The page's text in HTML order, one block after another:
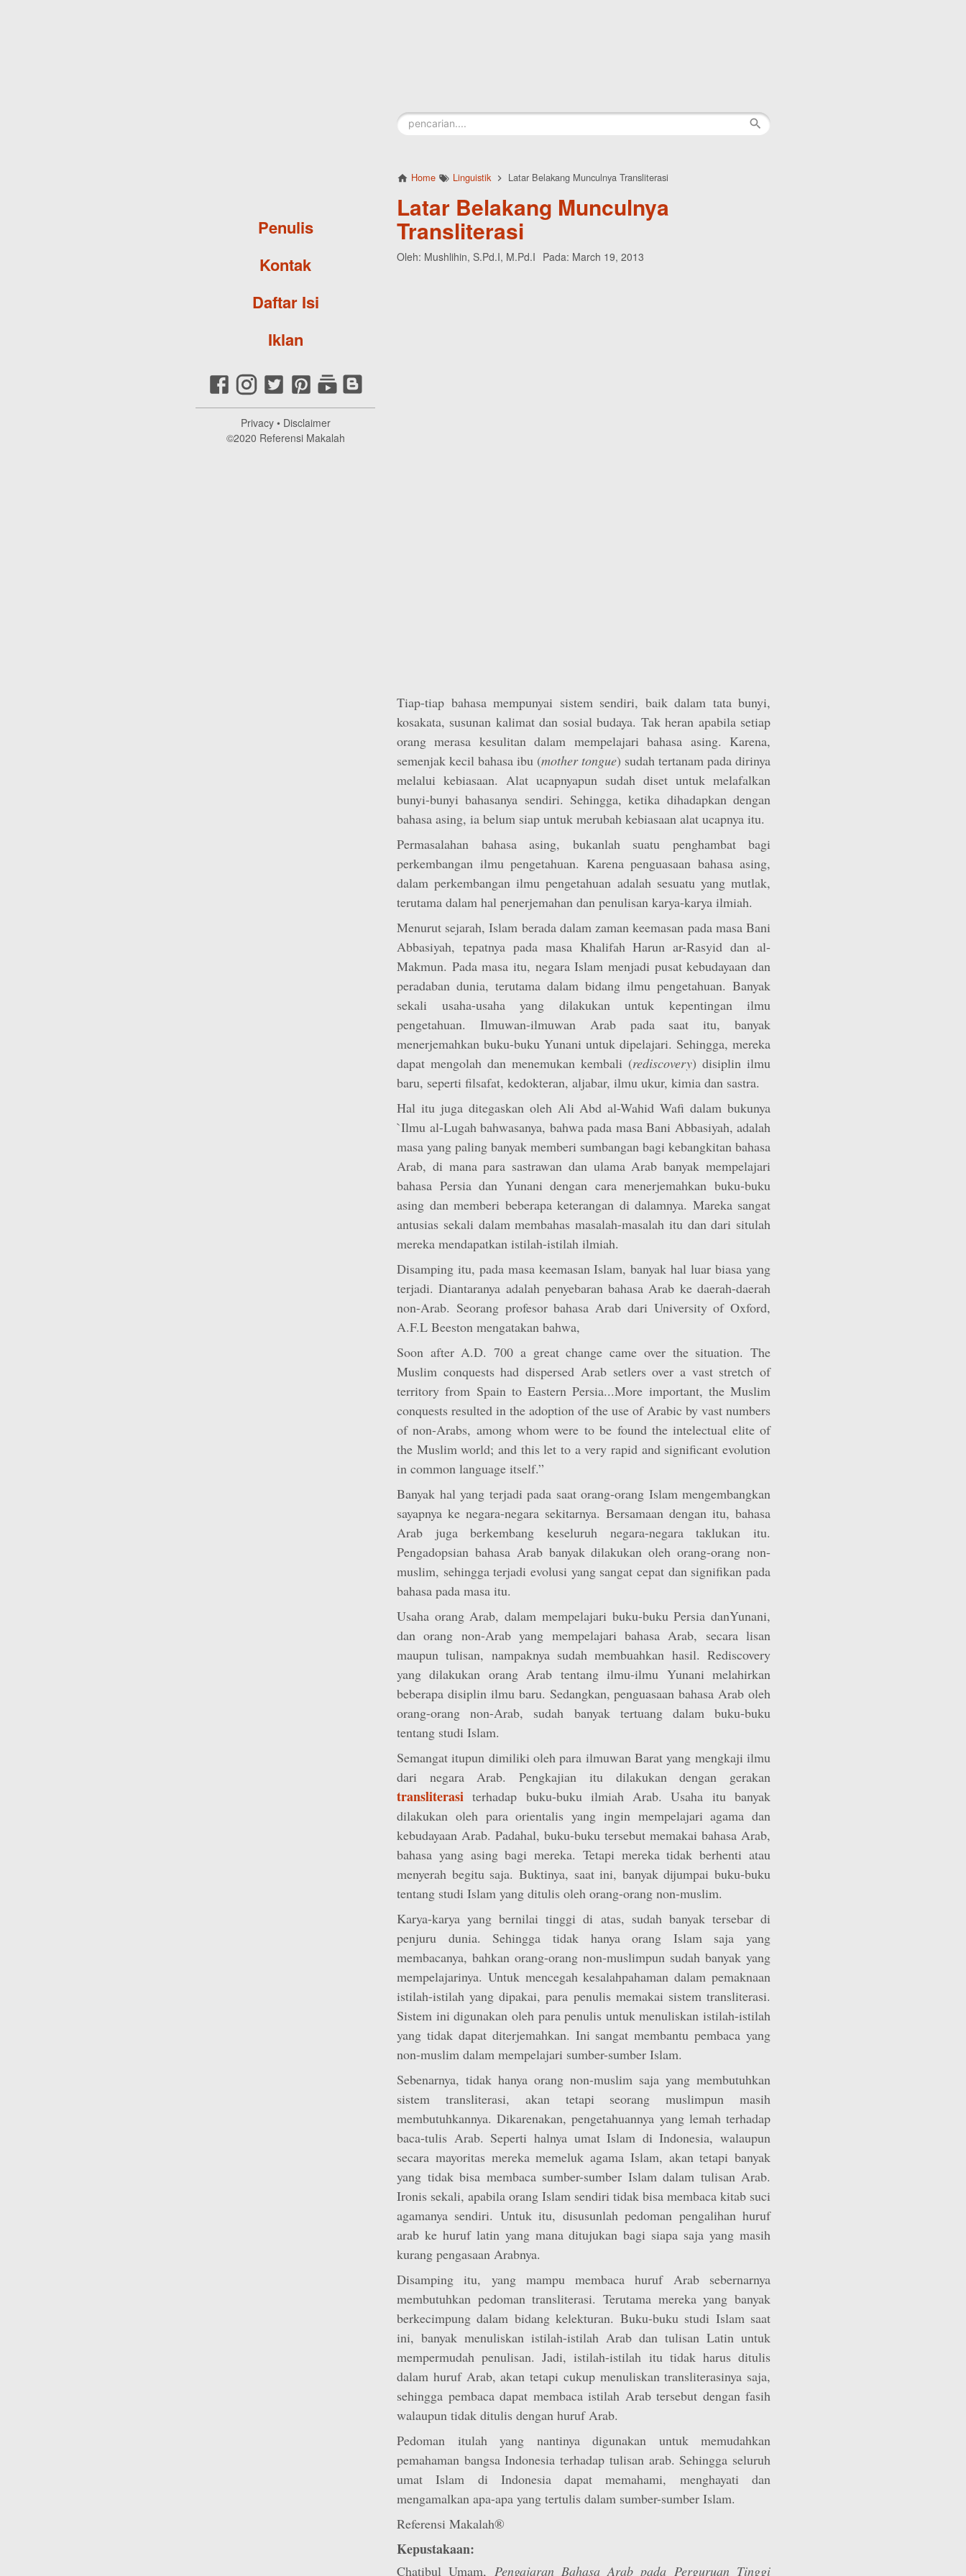
Penulis
Kontak
Daftar Isi
Iklan
Privacy• Disclaimer
©2020 Referensi Makalah
Home Linguistik Latar Belakang Munculnya Transliterasi
Latar Belakang Munculnya
Transliterasi
Oleh: Mushlihin, S.Pd.I, M.Pd.I Pada: March 19, 2013
Tiap-tiap bahasa mempunyai sistem sendiri, baik dalam tata bunyi,
kosakata, susunan kalimat dan sosial budaya. Tak heran apabila setiap
orang merasa kesulitan dalam mempelajari bahasa asing. Karena,
semenjak kecil bahasa ibu (mother tongue) sudah tertanam pada dirinya
melalui kebiasaan. Alat ucapnyapun sudah diset untuk melafalkan
bunyi-bunyi bahasanya sendiri. Sehingga, ketika dihadapkan dengan
bahasa asing, ia belum siap untuk merubah kebiasaan alat ucapnya itu.
Permasalahan bahasa asing, bukanlah suatu penghambat bagi
perkembangan ilmu pengetahuan. Karena penguasaan bahasa asing,
dalam perkembangan ilmu pengetahuan adalah sesuatu yang mutlak,
terutama dalam hal penerjemahan dan penulisan karya-karya ilmiah.
Menurut sejarah, Islam berada dalam zaman keemasan pada masa Bani
Abbasiyah, tepatnya pada masa Khalifah Harun ar-Rasyid dan al-
Makmun. Pada masa itu, negara Islam menjadi pusat kebudayaan dan
peradaban dunia, terutama dalam bidang ilmu pengetahuan. Banyak
sekali usaha-usaha yang dilakukan untuk kepentingan ilmu
pengetahuan. Ilmuwan-ilmuwan Arab pada saat itu, banyak
menerjemahkan buku-buku Yunani untuk dipelajari. Sehingga, mereka
dapat mengolah dan menemukan kembali (rediscovery) disiplin ilmu
baru, seperti filsafat, kedokteran, aljabar, ilmu ukur, kimia dan sastra.
Hal itu juga ditegaskan oleh Ali Abd al-Wahid Wafi dalam bukunya
`Ilmu al-Lugah bahwasanya, bahwa pada masa Bani Abbasiyah, adalah
masa yang paling banyak memberi sumbangan bagi kebangkitan bahasa
Arab, di mana para sastrawan dan ulama Arab banyak mempelajari
bahasa Persia dan Yunani dengan cara menerjemahkan buku-buku
asing dan memberi beberapa keterangan di dalamnya. Mareka sangat
antusias sekali dalam membahas masalah-masalah itu dan dari situlah
mereka mendapatkan istilah-istilah ilmiah.
Disamping itu, pada masa keemasan Islam, banyak hal luar biasa yang
terjadi. Diantaranya adalah penyebaran bahasa Arab ke daerah-daerah
non-Arab. Seorang profesor bahasa Arab dari University of Oxford,
A.F.L Beeston mengatakan bahwa,
Soon after A.D. 700 a great change came over the situation. The
Muslim conquests had dispersed Arab setlers over a vast stretch of
territory from Spain to Eastern Persia...More important, the Muslim
conquests resulted in the adoption of the use of Arabic by vast numbers
of non-Arabs, among whom were to be found the intelectual elite of
the Muslim world; and this let to a very rapid and significant evolution
in common language itself.”
Banyak hal yang terjadi pada saat orang-orang Islam mengembangkan
sayapnya ke negara-negara sekitarnya. Bersamaan dengan itu, bahasa
Arab juga berkembang keseluruh negara-negara taklukan itu.
Pengadopsian bahasa Arab banyak dilakukan oleh orang-orang non-
muslim, sehingga terjadi evolusi yang sangat cepat dan signifikan pada
bahasa pada masa itu.
Usaha orang Arab, dalam mempelajari buku-buku Persia danYunani,
dan orang non-Arab yang mempelajari bahasa Arab, secara lisan
maupun tulisan, nampaknya sudah membuahkan hasil. Rediscovery
yang dilakukan orang Arab tentang ilmu-ilmu Yunani melahirkan
beberapa disiplin ilmu baru. Sedangkan, penguasaan bahasa Arab oleh
orang-orang non-Arab, sudah banyak tertuang dalam buku-buku
tentang studi Islam.
Semangat itupun dimiliki oleh para ilmuwan Barat yang mengkaji ilmu
dari negara Arab. Pengkajian itu dilakukan dengan gerakan
transliterasi terhadap buku-buku ilmiah Arab. Usaha itu banyak
dilakukan oleh para orientalis yang ingin mempelajari agama dan
kebudayaan Arab. Padahal, buku-buku tersebut memakai bahasa Arab,
bahasa yang asing bagi mereka. Tetapi mereka tidak berhenti atau
menyerah begitu saja. Buktinya, saat ini, banyak dijumpai buku-buku
tentang studi Islam yang ditulis oleh orang-orang non-muslim.
Karya-karya yang bernilai tinggi di atas, sudah banyak tersebar di
penjuru dunia. Sehingga tidak hanya orang Islam saja yang
membacanya, bahkan orang-orang non-muslimpun sudah banyak yang
mempelajarinya. Untuk mencegah kesalahpahaman dalam pemaknaan
istilah-istilah yang dipakai, para penulis memakai sistem transliterasi.
Sistem ini digunakan oleh para penulis untuk menuliskan istilah-istilah
yang tidak dapat diterjemahkan. Ini sangat membantu pembaca yang
non-muslim dalam mempelajari sumber-sumber Islam.
Sebenarnya, tidak hanya orang non-muslim saja yang membutuhkan
sistem transliterasi, akan tetapi seorang muslimpun masih
membutuhkannya. Dikarenakan, pengetahuannya yang lemah terhadap
baca-tulis Arab. Seperti halnya umat Islam di Indonesia, walaupun
secara mayoritas mereka memeluk agama Islam, akan tetapi banyak
yang tidak bisa membaca sumber-sumber Islam dalam tulisan Arab.
Ironis sekali, apabila orang Islam sendiri tidak bisa membaca kitab suci
agamanya sendiri. Untuk itu, disusunlah pedoman pengalihan huruf
arab ke huruf latin yang mana ditujukan bagi siapa saja yang masih
kurang pengasaan Arabnya.
Disamping itu, yang mampu membaca huruf Arab sebernarnya
membutuhkan pedoman transliterasi. Terutama mereka yang banyak
berkecimpung dalam bidang kelekturan. Buku-buku studi Islam saat
ini, banyak menuliskan istilah-istilah Arab dan tulisan Latin untuk
mempermudah penulisan. Jadi, istilah-istilah itu tidak harus ditulis
dalam huruf Arab, akan tetapi cukup menuliskan transliterasinya saja,
sehingga pembaca dapat membaca istilah Arab tersebut dengan fasih
walaupun tidak ditulis dengan huruf Arab.
Pedoman itulah yang nantinya digunakan untuk memudahkan
pemahaman bangsa Indonesia terhadap tulisan arab. Sehingga seluruh
umat Islam di Indonesia dapat memahami, menghayati dan
mengamalkan apa-apa yang tertulis dalam sumber-sumber Islam.
Referensi Makalah®
Kepustakaan:
Chatibul Umam, Pengajaran Bahasa Arab pada Perguruan Tinggi